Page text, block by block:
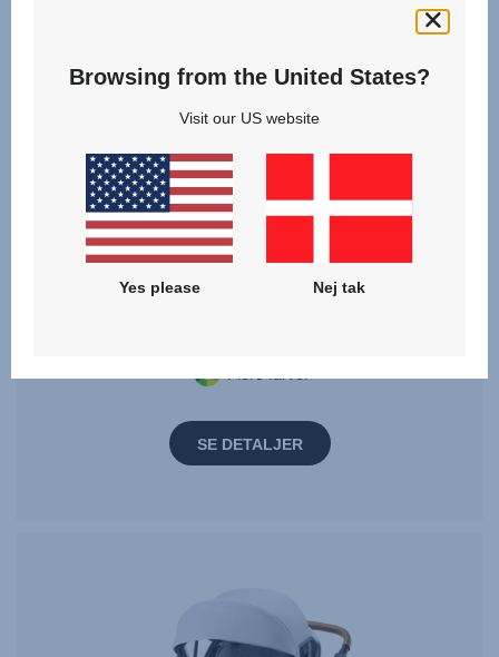
Babylift – SMILE 5Z
SE DETALJER
Browsing from the United States?
Visit our US website
Yes please Nej tak